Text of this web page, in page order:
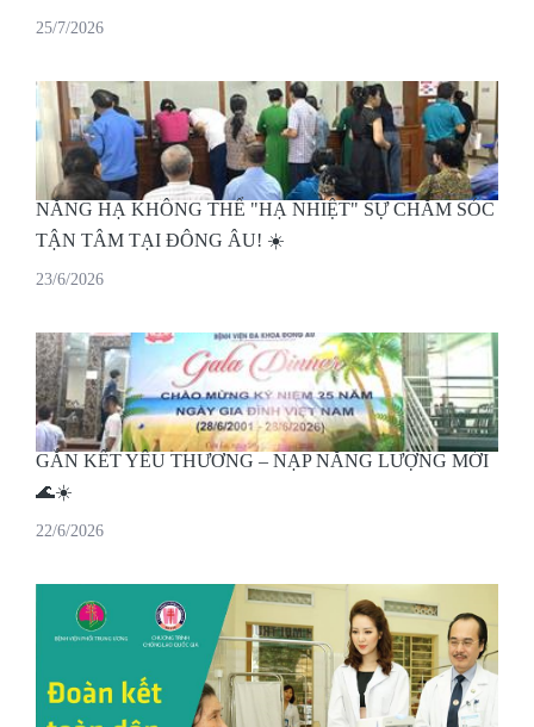
25/7/2026
NẮNG HẠ KHÔNG THỂ "HẠ NHIỆT" SỰ CHĂM SÓC
TẬN TÂM TẠI ĐÔNG ÂU! ☀️
23/6/2026
GẮN KẾT YÊU THƯƠNG – NẠP NĂNG LƯỢNG MỚI
🌊☀️
22/6/2026